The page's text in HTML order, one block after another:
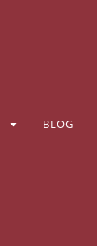
BLOG